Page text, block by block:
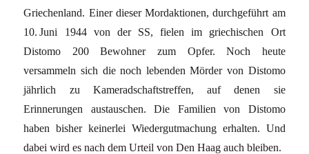
Griechenland. Einer dieser Mordaktionen, durchgeführt am
10. Juni 1944 von der SS, fielen im griechischen Ort
Distomo 200 Bewohner zum Opfer. Noch heute
versammeln sich die noch lebenden Mörder von Distomo
jährlich zu Kameradschaftstreffen, auf denen sie
Erinnerungen austauschen. Die Familien von Distomo
haben bisher keinerlei Wiedergutmachung erhalten. Und
dabei wird es nach dem Urteil von Den Haag auch bleiben.